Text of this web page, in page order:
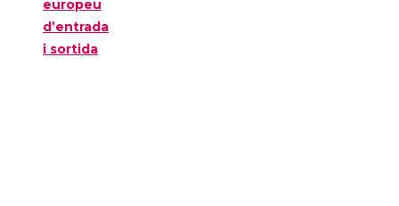
europeu
d’entrada
i sortida